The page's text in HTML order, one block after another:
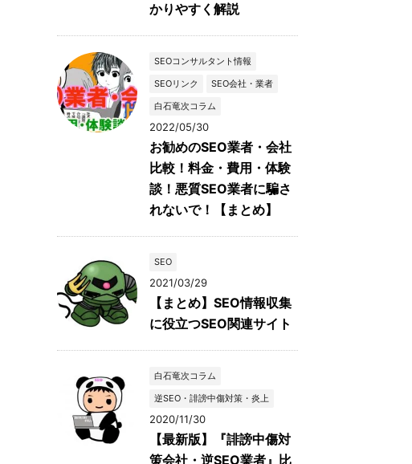
かりやすく解説
SEOコンサルタント情報
SEOリンク
SEO会社・業者
白石竜次コラム
2022/05/30
お勧めのSEO業者・会社
比較！料金・費用・体験
談！悪質SEO業者に騙さ
れないで！【まとめ】
SEO
2021/03/29
【まとめ】SEO情報収集
に役立つSEO関連サイト
白石竜次コラム
逆SEO・誹謗中傷対策・炎上
2020/11/30
【最新版】『誹謗中傷対
策会社・逆SEO業者』比